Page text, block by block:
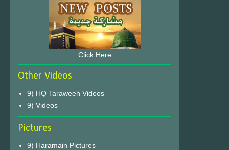
Click Here
Other Videos
9) HQ Taraweeh Videos
9) Videos
Pictures
9) Haramain Pictures